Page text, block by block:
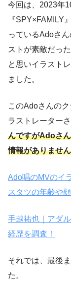
今回は、2023年
『SPY×FAMILY
っているAdoさ
ストが素敵だっ
と思いイラスト
ました。
このAdoさんの
ラストレーター
んですがAdoさ
情報がありませ
Ado唱のMVのイ
スタツの年齢や
手越祐也｜アダ
経歴を調査！
それでは、最後
た。